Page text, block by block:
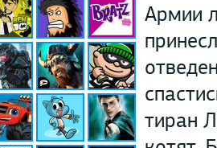
Армии
тиран